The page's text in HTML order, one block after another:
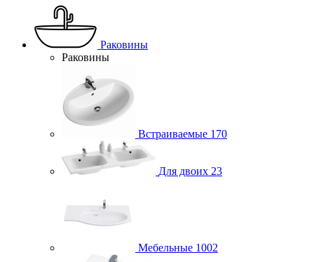
Раковины
Раковины
Встраиваемые 170
Для двоих 23
Мебельные 1002